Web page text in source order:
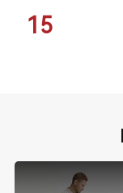
15